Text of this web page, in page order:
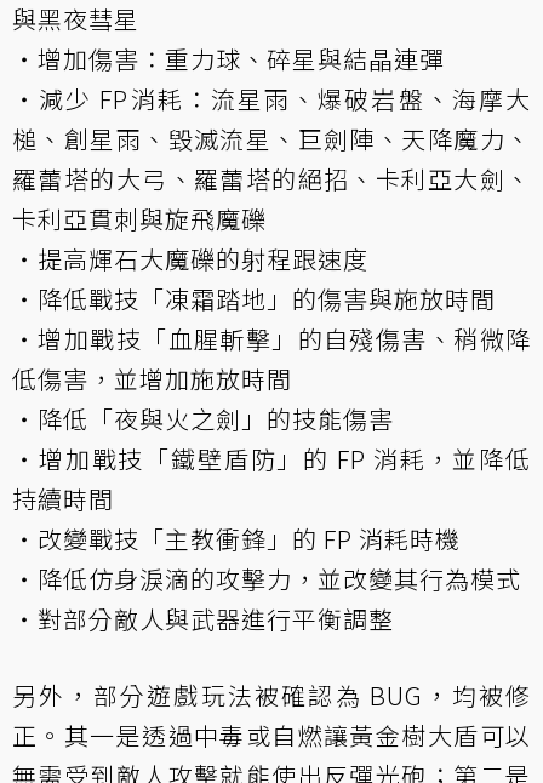
與黑夜彗星
・增加傷害：重力球、碎星與結晶連彈
・減少 FP消耗：流星雨、爆破岩盤、海摩大
槌、創星雨、毀滅流星、巨劍陣、天降魔力、
羅蕾塔的大弓、羅蕾塔的絕招、卡利亞大劍、
卡利亞貫刺與旋飛魔礫
・提高輝石大魔礫的射程跟速度
・降低戰技「凍霜踏地」的傷害與施放時間
・增加戰技「血腥斬擊」的自殘傷害、稍微降
低傷害，並增加施放時間
・降低「夜與火之劍」的技能傷害
・增加戰技「鐵壁盾防」的 FP 消耗，並降低
持續時間
・改變戰技「主教衝鋒」的 FP 消耗時機
・降低仿身淚滴的攻擊力，並改變其行為模式
・對部分敵人與武器進行平衡調整
另外，部分遊戲玩法被確認為 BUG，均被修
正。其一是透過中毒或自燃讓黃金樹大盾可以
無需受到敵人攻擊就能使出反彈光砲；第二是